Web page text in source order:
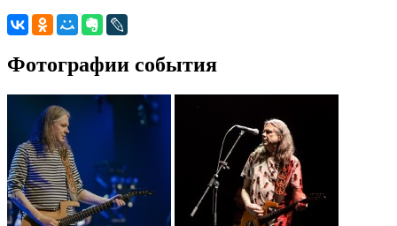
Фотографии события